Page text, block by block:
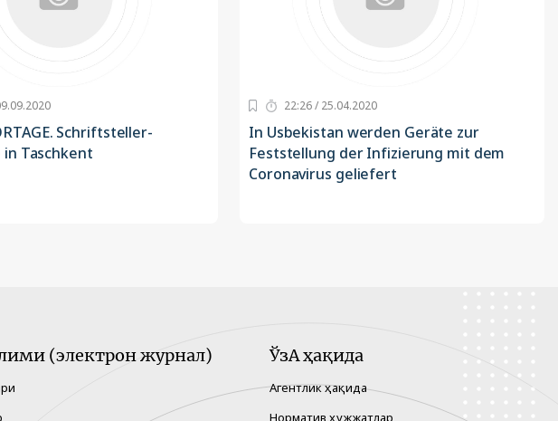
Schriftsteller-
in Taschkent
22:26 / 25.04.2020
In Usbekistan werden Geräte zur
Feststellung der Infizierung mit dem
Coronavirus geliefert
(электрон журнал) ЎзА ҳақида
Агентлик ҳақида